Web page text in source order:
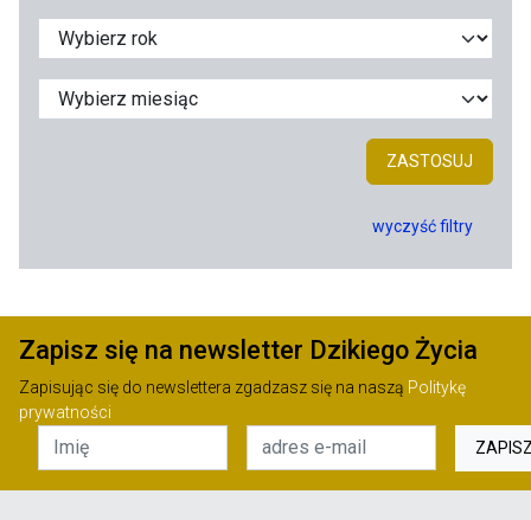
ZASTOSUJ
wyczyść filtry
Zapisz się na newsletter Dzikiego Życia
Zapisując się do newslettera zgadzasz się na naszą Politykę
prywatności